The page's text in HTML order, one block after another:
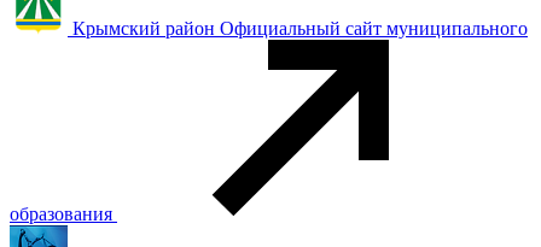
Крымский район Официальный сайт муниципального
образования